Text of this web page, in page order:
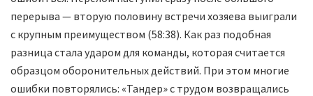
перерыва — вторую половину встречи хозяева выиграли
с крупным преимуществом (58:38). Как раз подобная
разница стала ударом для команды, которая считается
образцом оборонительных действий. При этом многие
ошибки повторялись: «Тандер» с трудом возвращались